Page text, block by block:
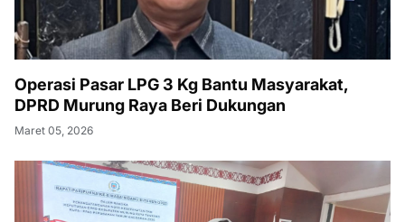
Operasi Pasar LPG 3 Kg Bantu Masyarakat,
DPRD Murung Raya Beri Dukungan
Maret 05, 2026